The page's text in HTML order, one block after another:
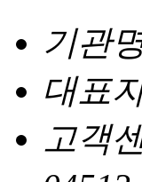
기관
대표
고객